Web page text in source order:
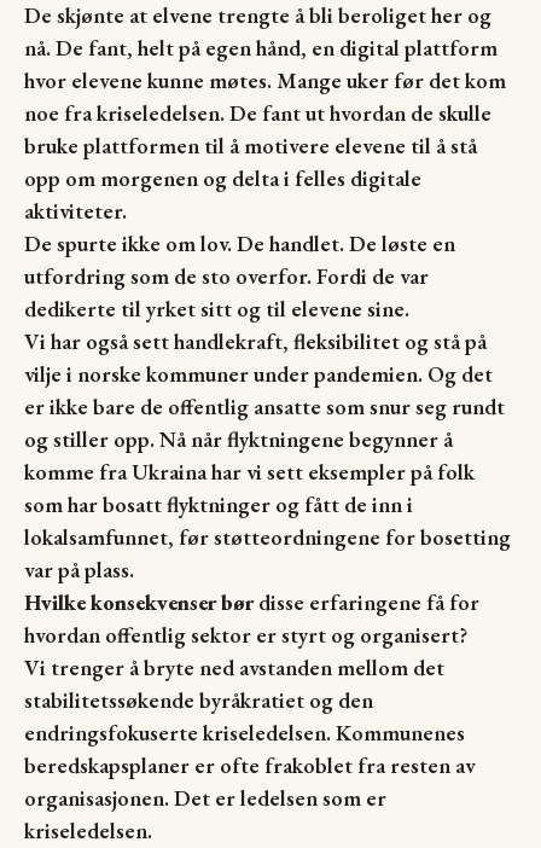
De skjønte at elvene trengte å bli beroliget her og
nå. De fant, helt på egen hånd, en digital plattform
hvor elevene kunne møtes. Mange uker før det kom
noe fra kriseledelsen. De fant ut hvordan de skulle
bruke plattformen til å motivere elevene til å stå
opp om morgenen og delta i felles digitale
aktiviteter.
De spurte ikke om lov. De handlet. De løste en
utfordring som de sto overfor. Fordi de var
dedikerte til yrket sitt og til elevene sine.
Vi har også sett handlekraft, fleksibilitet og stå på
vilje i norske kommuner under pandemien. Og det
er ikke bare de offentlig ansatte som snur seg rundt
og stiller opp. Nå når flyktningene begynner å
komme fra Ukraina har vi sett eksempler på folk
som har bosatt flyktninger og fått de inn i
lokalsamfunnet, før støtteordningene for bosetting
var på plass.
Hvilke konsekvenser børdisse erfaringene få for
hvordan offentlig sektor er styrt og organisert?
Vi trenger å bryte ned avstanden mellom det
stabilitetssøkende byråkratiet og den
endringsfokuserte kriseledelsen. Kommunenes
beredskapsplaner er ofte frakoblet fra resten av
organisasjonen. Det er ledelsen som er
kriseledelsen.